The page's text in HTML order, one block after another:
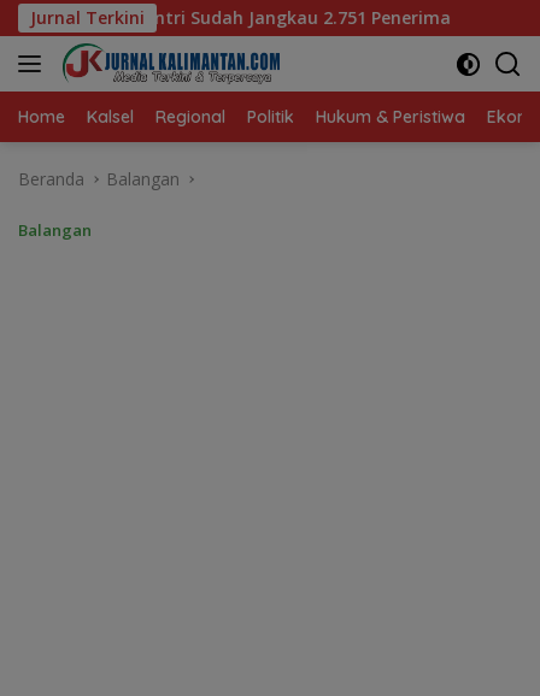
Langsung
ke
konten
Jurnal Terkini
2.751 Penerima Bagaimana KIP Hadapi
Home Kalsel Regional Politik Hukum & Peristiwa
Beranda Balangan
Balangan